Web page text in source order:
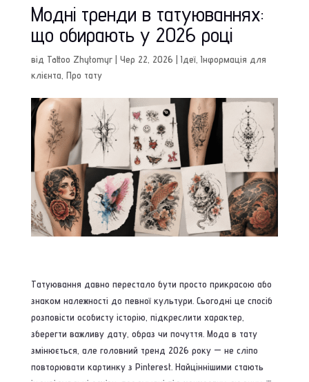
Модні тренди в татуюваннях:
що обирають у 2026 році
від Tattoo Zhytomyr| Чер 22, 2026 |Ідеї,Інформація для
клієнта Про тату
Татуювання давно перестало бути просто прикрасою або
знаком належності до певної культури. Сьогодні це спосіб
розповісти особисту історію, підкреслити характер,
зберегти важливу дату, образ чи почуття. Мода в тату
змінюється, але головний тренд 2026 року — не сліпо
повторювати картинку з Pinterest. Найціннішими стають